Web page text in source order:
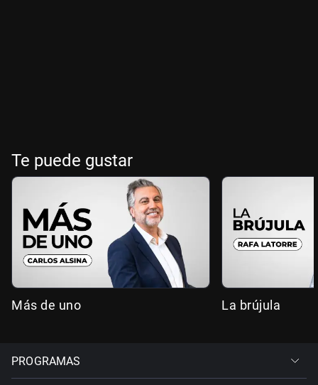
Te puede gustar
Más de uno La brújula
PROGRAMAS